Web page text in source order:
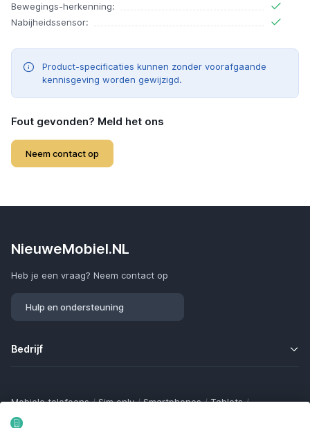
Bewegings-herkenning:
Nabijheidssensor:
Product-specificaties kunnen zonder voorafgaande
kennisgeving worden gewijzigd.
Fout gevonden? Meld het ons
Neem contact op
NieuweMobiel.NL
Heb je een vraag? Neem contact op
Hulp en ondersteuning
Bedrijf
Mobiele telefoons / Sim only / Smartphones / Tablets /
Smartwatches